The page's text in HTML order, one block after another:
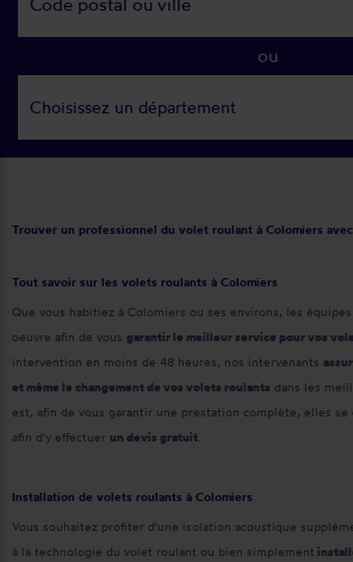
ou
Choisissez un département
Trouver un professionnel du volet roulant à Colomiers avec
Tout savoir sur les volets roulants à Colomiers
Que vous habitiez à Colomiers ou ses environs, les
oeuvre afin de vous garantir le meilleur service pour vos
intervention en moins de 48 heures, nos intervenants
et même le changement de vos volets roulants dans les
est, afin de vous garantir une prestation complète, elles
afin d'y effectuer un devis gratuit
Installation de volets roulants à Colomiers
Vous souhaitez profiter d'une isolation acoustique
à la technologie du volet roulant ou bien simplement